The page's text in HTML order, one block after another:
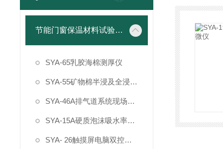
节能门窗保温材料试验仪器
SYA-65乳胶海棉测厚仪
SYA-55矿物棉半浸及全浸试验水箱
SYA-46A排气道系统现场综合测试系统
SYA-15A硬质泡沫吸水率切片器
SYA- 26触摸屏电脑双控制建材烟密度测试仪